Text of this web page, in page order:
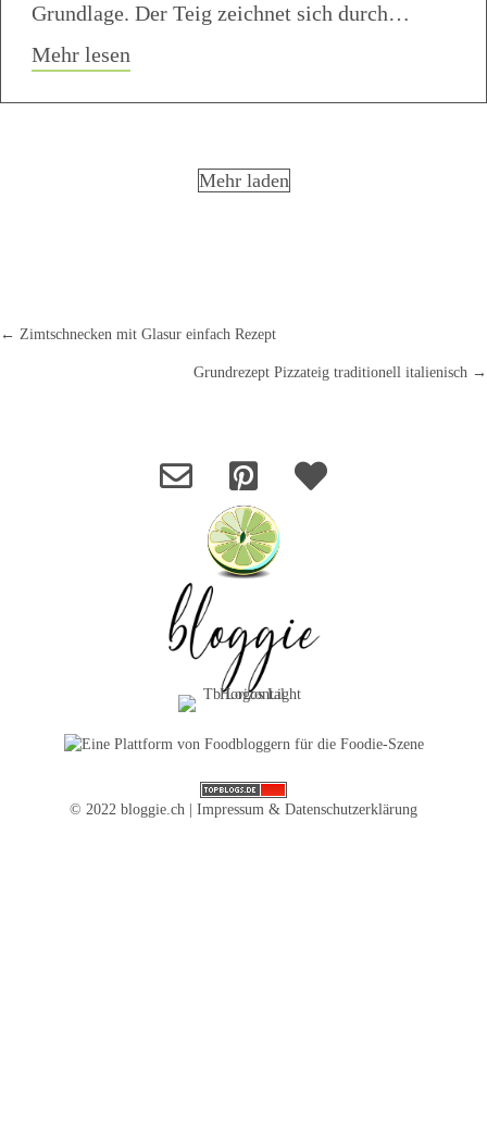
Grundlage. Der Teig zeichnet sich durch…
Mehr lesen
Mehr laden
Posts
← Zimtschnecken mit Glasur einfach Rezept
Grundrezept Pizzateig traditionell italienisch →
© 2022 bloggie.ch | Impressum & Datenschutzerklärung